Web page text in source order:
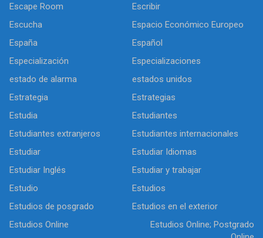
Escape Room
Escribir
Escucha
Espacio Económico Europeo
España
Español
Especialización
Especializaciones
estado de alarma
estados unidos
Estrategia
Estrategias
Estudia
Estudiantes
Estudiantes extranjeros
Estudiantes internacionales
Estudiar
Estudiar Idiomas
Estudiar Inglés
Estudiar y trabajar
Estudio
Estudios
Estudios de posgrado
Estudios en el exterior
Estudios Online
Estudios Online; Postgrado